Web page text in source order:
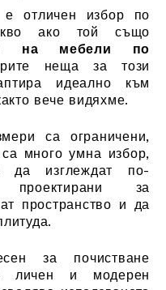
е отличен избор по
ако той също
на мебели по
неща за този
идеално към
вече видяхме.
са ограничени,
много умна избор,
да изглеждат по-
проектирани за
пространство и да
за почистване
личен и модерен